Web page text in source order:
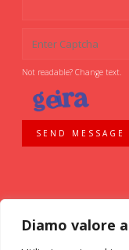
Diamo valore
Not readable? Change text.
SEND MESSAGE